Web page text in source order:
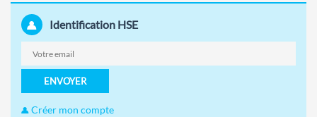
Identification HSE
ENVOYER
Créer mon compte